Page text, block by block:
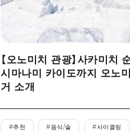
【오노미치 관광】사카미치
시마나미 카이도까지 오노
거 소개
#추천 #음식/술 #사이클링